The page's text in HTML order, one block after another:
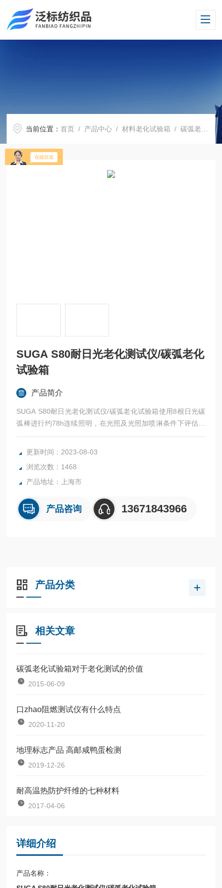
当前位置：首页 / 产品中心 /材料老化试验箱 /碳弧老化试验箱
SUGA S80耐日光老化测试仪/碳弧老化
试验箱
产品简介
SUGA S80耐日光老化测试仪/碳弧老化试验箱使用8根日光碳
弧棒进行约78h连续照明，在光照及光照加喷淋条件下评估产
品材料的光老化性能。
更新时间：2023-08-03
浏览次数：1468
产品地址：上海市
产品咨询 13671843966
产品分类
相关文章
碳弧老化试验箱对于老化测试的价值
2015-06-09
口zhao阻燃测试仪有什么特点
2020-11-20
地理标志产品 高邮咸鸭蛋检测
2019-12-26
耐高温热防护纤维的七种材料
2017-04-06
详细介绍
产品名称：